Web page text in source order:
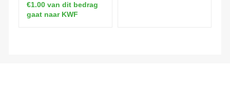
€1.00 van dit bedrag
gaat naar KWF